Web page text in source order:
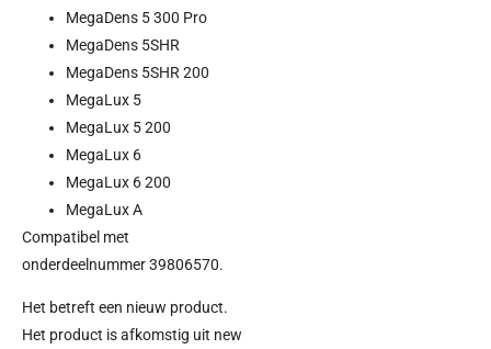
MegaDens 5 300 Pro
MegaDens 5SHR
MegaDens 5SHR 200
MegaLux 5
MegaLux 5 200
MegaLux 6
MegaLux 6 200
MegaLux A
Compatibel met
onderdeelnummer 39806570.
Het betreft een nieuw product.
Het product is afkomstig uit new